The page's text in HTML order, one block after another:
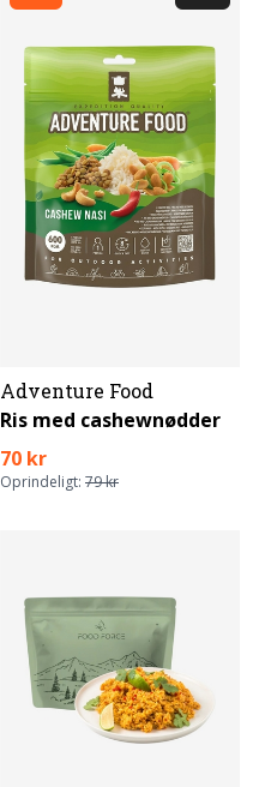
Adventure Food
Ris med cashewnødder
70 kr
Oprindeligt: 79 kr